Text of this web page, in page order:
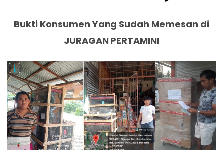
Bukti Konsumen Yang Sudah Memesan di
JURAGAN PERTAMINI